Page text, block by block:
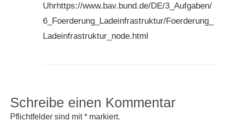
Uhrhttps://www.bav.bund.de/DE/3_Aufgaben/
6_Foerderung_Ladeinfrastruktur/Foerderung_
Ladeinfrastruktur_node.html
Schreibe einen Kommentar
Pflichtfelder sind mit* markiert.